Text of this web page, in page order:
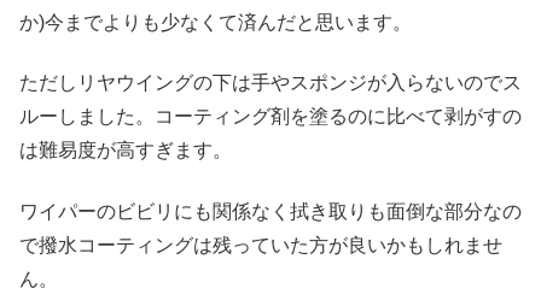
か)今までよりも少なくて済んだと思います。
ただしリヤウイングの下は手やスポンジが入らないのでス
ルーしました。コーティング剤を塗るのに比べて剥がすの
は難易度が高すぎます。
ワイパーのビビリにも関係なく拭き取りも面倒な部分なの
で撥水コーティングは残っていた方が良いかもしれませ
ん。